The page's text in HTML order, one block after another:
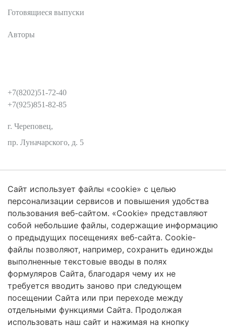
Готовящиеся выпуски
Авторы
+7(8202)51-72-40
+7(925)851-82-85
г. Череповец,
пр. Луначарского, д. 5
Защита персональных данных
2026 Трансформация экосистем
Череповецкий Государственный Университет
ISSN 2619-0931 Online
Контент доступен под лицензиейCreative Commons Attribution 4.0
Сайт использует файлы «cookie» с целью
персонализации сервисов и повышения удобства
пользования веб-сайтом. «Cookie» представляют
собой небольшие файлы, содержащие информацию
о предыдущих посещениях веб-сайта. Cookie-
файлы позволяют, например, сохранить единожды
выполненные текстовые вводы в полях
формуляров Сайта, благодаря чему их не
требуется вводить заново при следующем
посещении Сайта или при переходе между
отдельными функциями Сайта. Продолжая
использовать наш сайт и нажимая на кнопку